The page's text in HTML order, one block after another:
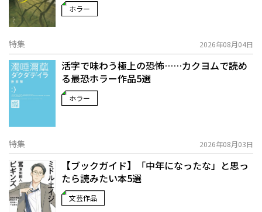
ホラー
特集 2026年08月04日
活字で味わう極上の恐怖……カクヨムで読め
る最恐ホラー作品5選
ホラー
特集 2026年08月03日
【ブックガイド】「中年になったな」と思っ
たら読みたい本5選
文芸作品